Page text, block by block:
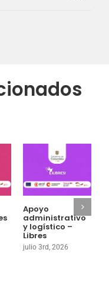
Apoyo
administrativo
y logístico –
Libres
julio 3rd, 2026